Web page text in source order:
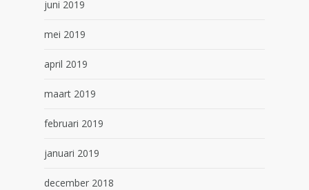
juni 2019
mei 2019
april 2019
maart 2019
februari 2019
januari 2019
december 2018